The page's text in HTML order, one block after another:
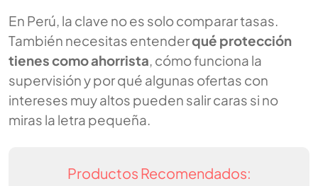
En Perú, la clave no es solo comparar tasas.
También necesitas entenderqué protección
tienes como ahorrista, cómo funciona la
supervisión y por qué algunas ofertas con
intereses muy altos pueden salir caras si no
miras la letra pequeña.
Productos Recomendados: